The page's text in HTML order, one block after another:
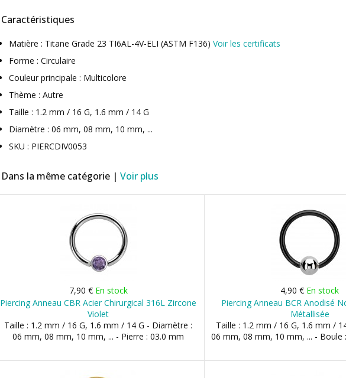
Caractéristiques
Matière : Titane Grade 23 TI6AL-4V-ELI (ASTM F136) Voir les certificats
Forme : Circulaire
Couleur principale : Multicolore
Thème : Autre
Taille : 1.2 mm / 16 G, 1.6 mm / 14 G
Diamètre : 06 mm, 08 mm, 10 mm, ...
SKU : PIERCDIV0053
Dans la même catégorie | Voir plus
7,90 € En stock
Piercing Anneau CBR Acier Chirurgical 316L Zircone
Violet
Taille : 1.2 mm / 16 G, 1.6 mm / 14 G - Diamètre :
06 mm, 08 mm, 10 mm, ... - Pierre : 03.0 mm
4,90 € En stock
Piercing Anneau BCR Anodisé
Métallisée
Taille : 1.2 mm / 16 G, 1.6 mm /
06 mm, 08 mm, 10 mm, ... - Boule